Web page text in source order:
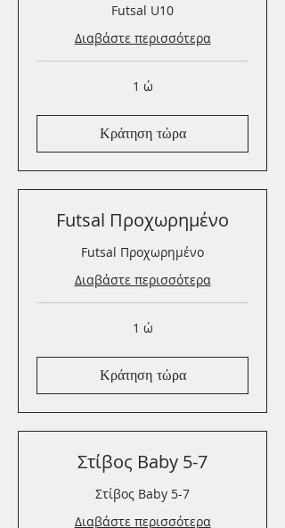
Futsal U10
Διαβάστε περισσότερα
1 ώ
Κράτηση τώρα
Futsal Προχωρημένο
Futsal Προχωρημένο
Διαβάστε περισσότερα
1 ώ
Κράτηση τώρα
Στίβος Baby 5-7
Στίβος Baby 5-7
Διαβάστε περισσότερα